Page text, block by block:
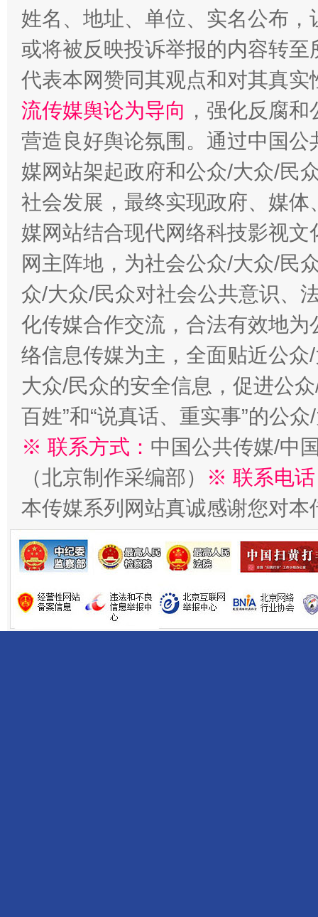
姓名、地址、单位、实名公布
或将被反映投诉举报的内容转
代表本网赞同其观点和对其真实
流传媒舆论为导向 ，强化反腐
营造良好舆论氛围。通过中国
媒网站架起政府和公众/大众/民
社会发展，最终实现政府、媒
媒网站结合现代网络科技影视
网主阵地，为社会公众/大众/民
众/大众/民众对社会公共意识、
化传媒合作交流，合法有效地
络信息传媒为主，全面贴近公
大众/民众的安全信息，促进公
百姓”和“说真话、重实事”的公
※ 联系方式： 中国公共传媒/中
（北京制作采编部）
※ 联系电
本传媒系列网站真诚感谢您对